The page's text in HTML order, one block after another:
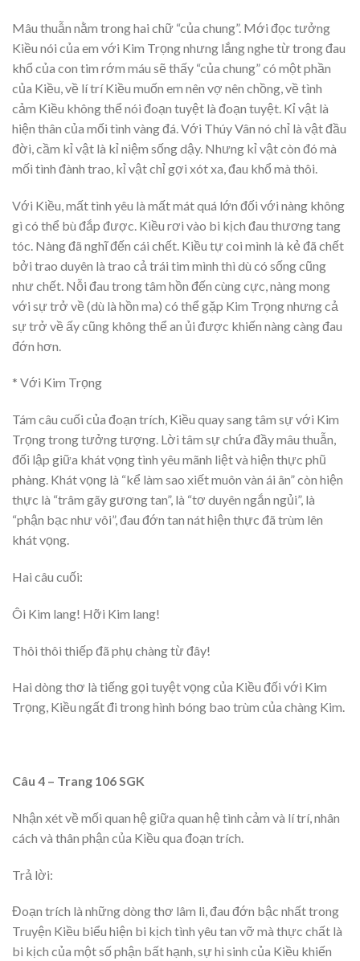
Mâu thuẫn nằm trong hai chữ “của chung”. Mới đọc tưởng
Kiều nói của em với Kim Trọng nhưng lắng nghe từ trong đau
khổ của con tim rớm máu sẽ thấy “của chung” có một phần
của Kiều, về lí trí Kiều muốn em nên vợ nên chồng, về tình
cảm Kiều không thể nói đoạn tuyệt là đoạn tuyệt. Kỉ vật là
hiện thân của mối tình vàng đá. Với Thúy Vân nó chỉ là vật đầu
đời, cầm kỉ vật là kỉ niệm sống dậy. Nhưng kỉ vật còn đó mà
mối tình đành trao, kỉ vật chỉ gợi xót xa, đau khổ mà thôi.
Với Kiều, mất tình yêu là mất mát quá lớn đối với nàng không
gì có thể bù đắp được. Kiều rơi vào bi kịch đau thương tang
tóc. Nàng đã nghĩ đến cái chết. Kiều tự coi mình là kẻ đã chết
bởi trao duyên là trao cả trái tim mình thì dù có sống cũng
như chết. Nỗi đau trong tâm hồn đến cùng cực, nàng mong
với sự trở về (dù là hồn ma) có thể gặp Kim Trọng nhưng cả
sự trở về ấy cũng không thể an ủi được khiến nàng càng đau
đớn hơn.
* Với Kim Trọng
Tám câu cuối của đoạn trích, Kiều quay sang tâm sự với Kim
Trọng trong tưởng tượng. Lời tâm sự chứa đầy mâu thuẫn,
đối lập giữa khát vọng tình yêu mãnh liệt và hiện thực phũ
phàng. Khát vọng là “kể làm sao xiết muôn vàn ái ân” còn hiện
thực là “trâm gãy gương tan”, là “tơ duyên ngắn ngủi”, là
“phận bạc như vôi”, đau đớn tan nát hiện thực đã trùm lên
khát vọng.
Hai câu cuối:
Ôi Kim lang! Hỡi Kim lang!
Thôi thôi thiếp đã phụ chàng từ đây!
Hai dòng thơ là tiếng gọi tuyệt vọng của Kiều đối với Kim
Trọng, Kiều ngất đi trong hình bóng bao trùm của chàng Kim.
Câu 4 – Trang 106 SGK
Nhận xét về mối quan hệ giữa quan hệ tình cảm và lí trí, nhân
cách và thân phận của Kiều qua đoạn trích.
Trả lời:
Đoạn trích là những dòng thơ lâm li, đau đớn bậc nhất trong
Truyện Kiều biểu hiện bi kịch tình yêu tan vỡ mà thực chất là
bi kịch của một số phận bất hạnh, sự hi sinh của Kiều khiến